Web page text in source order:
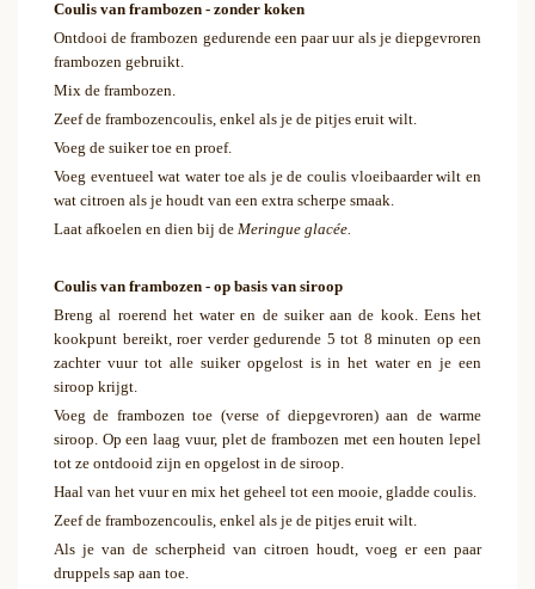
Coulis van frambozen - zonder koken
Ontdooi de frambozen gedurende een paar uur als je diepgevroren
frambozen gebruikt.
Mix de frambozen.
Zeef de frambozencoulis, enkel als je de pitjes eruit wilt.
Voeg de suiker toe en proef.
Voeg eventueel wat water toe als je de coulis vloeibaarder wilt en
wat citroen als je houdt van een extra scherpe smaak.
Laat afkoelen en dien bij de Meringue glacée.
Coulis van frambozen - op basis van siroop
Breng al roerend het water en de suiker aan de kook. Eens het
kookpunt bereikt, roer verder gedurende 5 tot 8 minuten op een
zachter vuur tot alle suiker opgelost is in het water en je een
siroop krijgt.
Voeg de frambozen toe (verse of diepgevroren) aan de warme
siroop. Op een laag vuur, plet de frambozen met een houten lepel
tot ze ontdooid zijn en opgelost in de siroop.
Haal van het vuur en mix het geheel tot een mooie, gladde coulis.
Zeef de frambozencoulis, enkel als je de pitjes eruit wilt.
Als je van de scherpheid van citroen houdt, voeg er een paar
druppels sap aan toe.